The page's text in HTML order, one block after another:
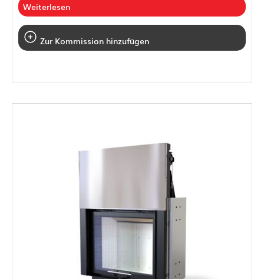
Weiterlesen
Zur Kommission hinzufügen